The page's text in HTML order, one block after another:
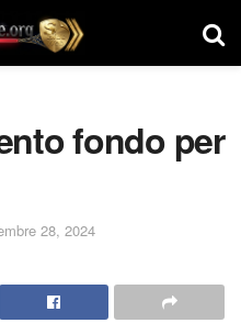
fondo per
28, 2024